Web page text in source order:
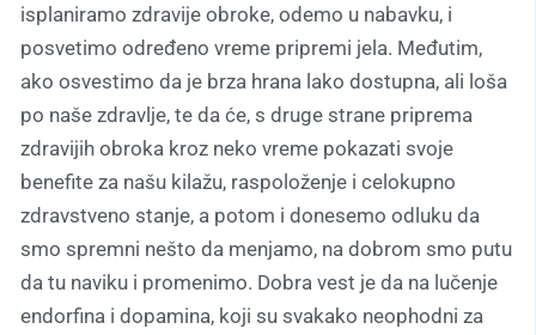
isplaniramo zdravije obroke, odemo u nabavku, i
posvetimo određeno vreme pripremi jela. Međutim,
ako osvestimo da je brza hrana lako dostupna, ali loša
po naše zdravlje, te da će, s druge strane priprema
zdravijih obroka kroz neko vreme pokazati svoje
benefite za našu kilažu, raspoloženje i celokupno
zdravstveno stanje, a potom i donesemo odluku da
smo spremni nešto da menjamo, na dobrom smo putu
da tu naviku i promenimo. Dobra vest je da na lučenje
endorfina i dopamina, koji su svakako neophodni za